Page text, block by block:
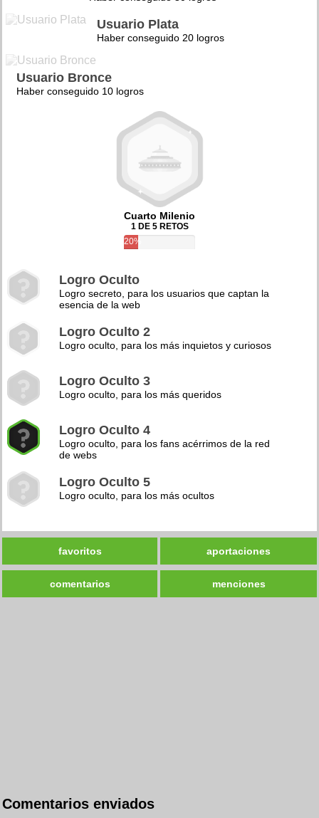
Usuario Plata
Haber conseguido 20 logros
Usuario Bronce
Haber conseguido 10 logros
Cuarto Milenio
1 DE 5 RETOS
20%
Logro Oculto
Logro secreto, para los usuarios que captan la
esencia de la web
Logro Oculto 2
Logro oculto, para los más inquietos y curiosos
Logro Oculto 3
Logro oculto, para los más queridos
Logro Oculto 4
Logro oculto, para los fans acérrimos de la red
de webs
Logro Oculto 5
Logro oculto, para los más ocultos
favoritos aportaciones
comentarios menciones
Comentarios enviados